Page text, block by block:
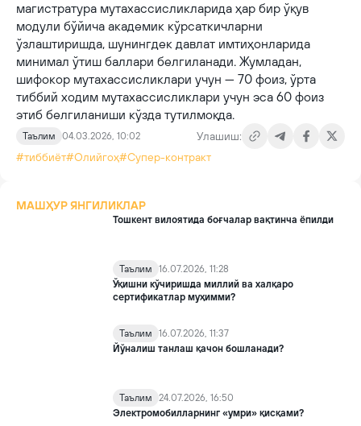
магистратура мутахассисликларида ҳар бир ўқув
модули бўйича академик кўрсаткичларни
ўзлаштиришда, шунингдек давлат имтиҳонларида
минимал ўтиш баллари белгиланади. Жумладан,
шифокор мутахассисликлари учун — 70 фоиз, ўрта
тиббий ходим мутахассисликлари учун эса 60 фоиз
этиб белгиланиши кўзда тутилмоқда.
Таълим 04.03.2026, 10:02
Улашиш:
#тиббиёт#Олийгоҳ#Супер-контракт
МАШҲУР ЯНГИЛИКЛАР
Тошкент вилоятида боғчалар вақтинча ёпилди
Таълим
16.07.2026, 11:28
Ўқишни кўчиришда миллий ва халқаро
сертификатлар муҳимми?
Таълим
16.07.2026, 11:37
Йўналиш танлаш қачон бошланади?
Таълим
24.07.2026, 16:50
Электромобилларнинг «умри» қисқами?